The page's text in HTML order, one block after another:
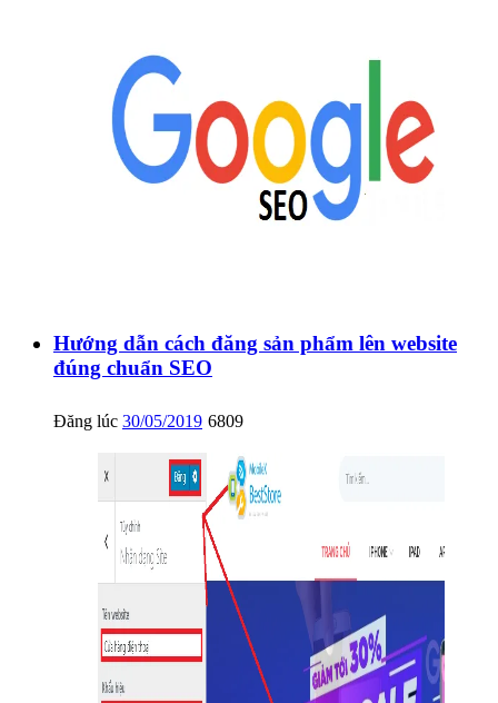
Hướng dẫn cách đăng sản phẩm lên website
đúng chuẩn SEO
Đăng lúc 30/05/2019 6809